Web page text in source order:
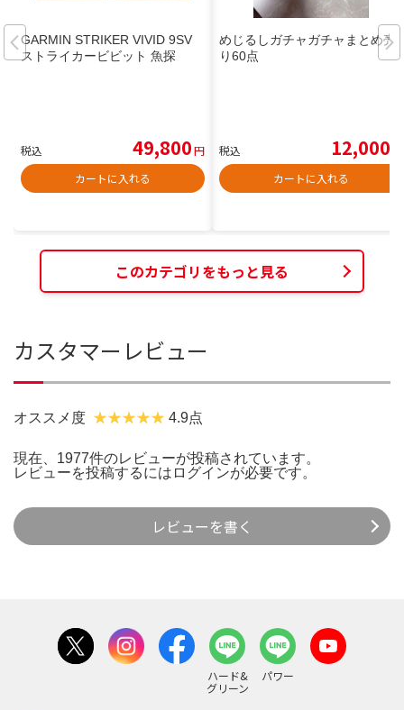
GARMIN STRIKER VIVID 9SV
ストライカービビット 魚探
税込 49,800円
カートに入れる
めじるしガチャガチャまとめ売
り60点
税込 12,000
カートに入れる
このカテゴリをもっと見る
カスタマーレビュー
オススメ度 4.9点
現在、1977件のレビューが投稿されています。
レビューを投稿するには ログインが必要です。
レビューを書く
ハード&
グリーン
パワー